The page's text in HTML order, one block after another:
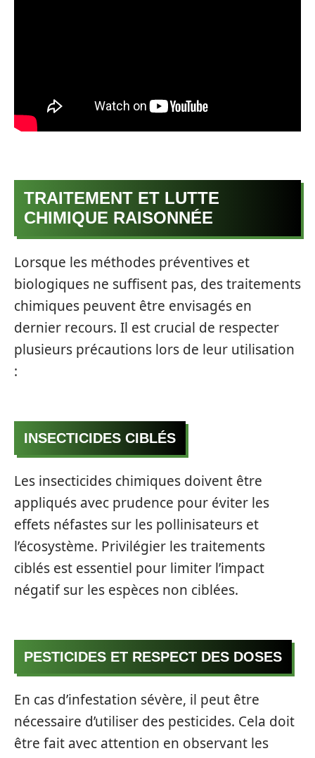
TRAITEMENT ET LUTTE
CHIMIQUE RAISONNÉE
Lorsque les méthodes préventives et
biologiques ne suffisent pas, des traitements
chimiques peuvent être envisagés en
dernier recours. Il est crucial de respecter
plusieurs précautions lors de leur utilisation
:
INSECTICIDES CIBLÉS
Les insecticides chimiques doivent être
appliqués avec prudence pour éviter les
effets néfastes sur les pollinisateurs et
l’écosystème. Privilégier les traitements
ciblés est essentiel pour limiter l’impact
négatif sur les espèces non ciblées.
PESTICIDES ET RESPECT DES DOSES
En cas d’infestation sévère, il peut être
nécessaire d’utiliser des pesticides. Cela doit
être fait avec attention en observant les